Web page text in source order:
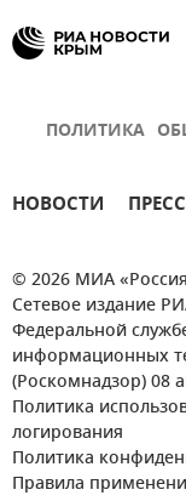
ПОЛИТИКА
НОВОСТИ
© 2026 МИА
Сетевое издание
Федеральной
информационных
(Роскомнадзор) 08
Политика
логирования
Политика
Правила